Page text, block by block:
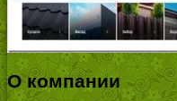
О компании